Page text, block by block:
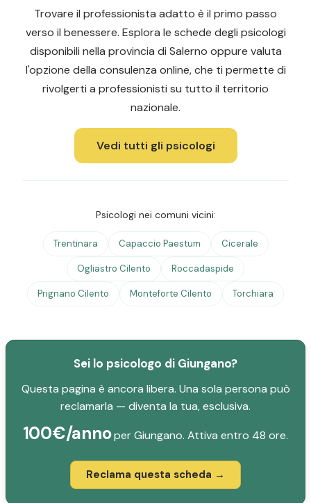
Trovare il professionista adatto è il primo passo
verso il benessere. Esplora le schede degli psicologi
disponibili nella provincia di Salerno oppure valuta
l'opzione della consulenza online, che ti permette di
rivolgerti a professionisti su tutto il territorio
nazionale.
Vedi tutti gli psicologi
Psicologi nei comuni vicini:
Trentinara Capaccio Paestum Cicerale
Ogliastro Cilento Roccadaspide
Prignano Cilento Monteforte Cilento Torchiara
Sei lo psicologo di Giungano?
Questa pagina è ancora libera. Una sola persona può
reclamarla — diventa la tua, esclusiva.
100€/annoper Giungano. Attiva entro 48 ore.
Reclama questa scheda →